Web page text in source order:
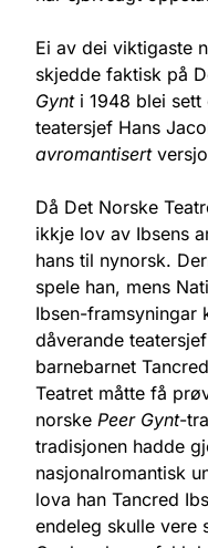
Ei av dei viktigaste
skjedde faktisk på
Gynti 1948 blei sett
teatersjef Hans
avromantisert
Då Det Norske
ikkje lov av Ibsens
hans til nynorsk.
spele han, mens
Ibsen-framsyningar
dåverande
barnebarnet
Teatret måtte få
norske Peer Gynt-
tradisjonen hadde
nasjonalromantisk
lova han Tancred
endeleg skulle vere